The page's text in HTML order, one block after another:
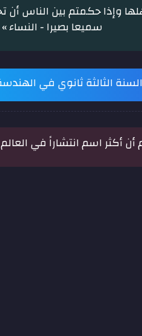
وإذا حكمتم بين الناس
سميعا بصيرا - النساء »
الثالثة ثانوي في
أن أكثر اسم انتشاراً في